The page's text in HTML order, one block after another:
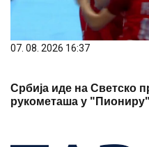
07. 08. 2026 16:37
Србија иде на Светско
рукометаша у "Пиониру"